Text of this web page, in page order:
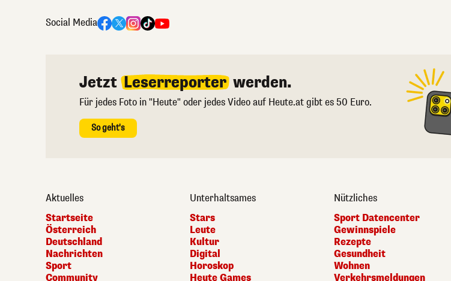
Social Media
Jetzt Leserreporter werden.
Für jedes Foto in "Heute" oder jedes Video auf Heute.at gibt es 50 Euro.
So geht's
Aktuelles
Startseite
Österreich
Deutschland
Nachrichten
Sport
Community
Unterhaltsames
Stars
Leute
Kultur
Digital
Horoskop
Heute Games
Nützliches
Sport Datencenter
Gewinnspiele
Rezepte
Gesundheit
Wohnen
Verkehrsmeldungen